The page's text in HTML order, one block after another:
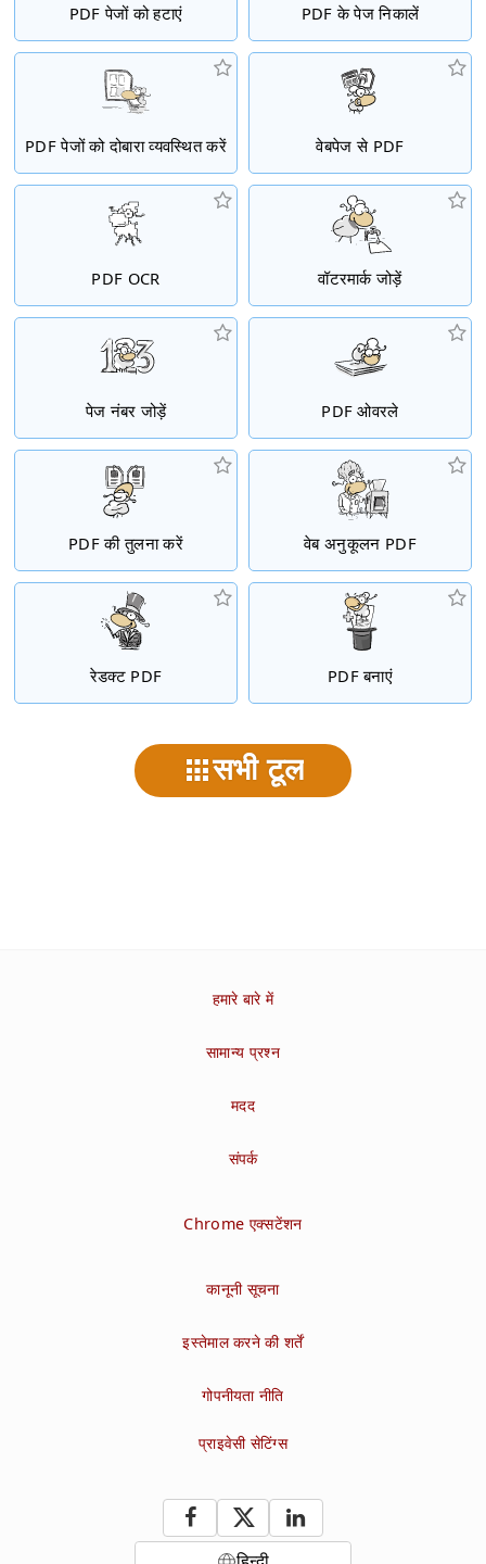
PDF पेजों को हटाएं PDF के पेज निकालें
PDF पेजों को दोबारा व्यवस्थित करें वेबपेज से PDF
PDF OCR वॉटरमार्क जोड़ें
पेज नंबर जोड़ें PDF ओवरले
PDF की तुलना करें वेब अनुकूलन PDF
रेडक्ट PDF PDF बनाएं
सभी टूल
हमारे बारे में
सामान्य प्रश्न
मदद
संपर्क
Chrome एक्सटेंशन
कानूनी सूचना
इस्तेमाल करने की शर्तें
गोपनीयता नीति
प्राइवेसी सेटिंग्स